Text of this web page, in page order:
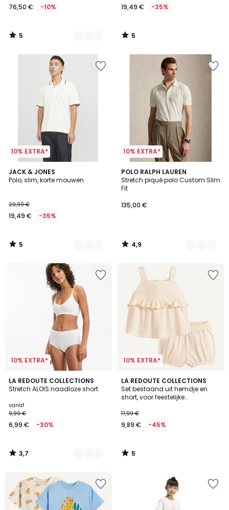
76,50 € -10%
5
/
19,49 € -35%
5
/
10% EXTRA*
JACK & JONES
Polo, slim, korte mouwen
29,99 €
19,49 € -35%
5
/
2
Kleuren
5
/
10% EXTRA*
POLO RALPH LAUREN
Stretch piqué polo Custom Slim
Fit
135,00 €
4,9
/ 5
4
Kleuren
4,9
/
10% EXTRA*
LA REDOUTE COLLECTIONS
Stretch ALOIS naadloze short
vanaf
9,99 €
6,99 € -30%
3,7
/ 5
3
Kleuren
3,7
/
10% EXTRA*
LA REDOUTE COLLECTIONS
Set bestaand uit hemdje en
short, voor feestelijke
jersey
17,99 €
9,89 € -45%
5
/
5
5
/